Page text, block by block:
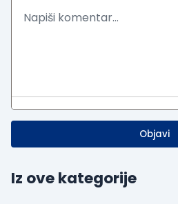
Objavi
Iz ove kategorije